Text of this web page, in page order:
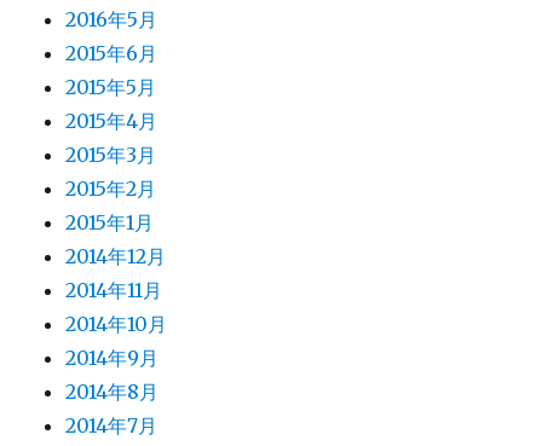
2016年5月
2015年6月
2015年5月
2015年4月
2015年3月
2015年2月
2015年1月
2014年12月
2014年11月
2014年10月
2014年9月
2014年8月
2014年7月